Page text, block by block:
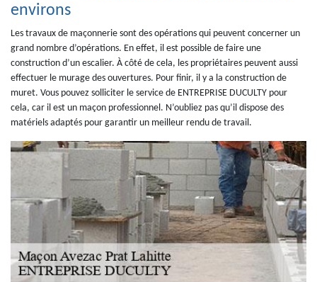
environs
Les travaux de maçonnerie sont des opérations qui peuvent concerner un
grand nombre d’opérations. En effet, il est possible de faire une
construction d’un escalier. À côté de cela, les propriétaires peuvent aussi
effectuer le murage des ouvertures. Pour finir, il y a la construction de
muret. Vous pouvez solliciter le service de ENTREPRISE DUCULTY pour
cela, car il est un maçon professionnel. N’oubliez pas qu’il dispose des
matériels adaptés pour garantir un meilleur rendu de travail.